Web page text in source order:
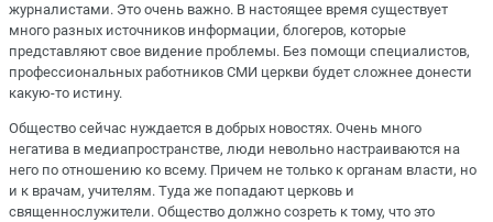
журналистами. Это очень важно. В настоящее время существует
много разных источников информации, блогеров, которые
представляют свое видение проблемы. Без помощи специалистов,
профессиональных работников СМИ церкви будет сложнее донести
какую-то истину.
Общество сейчас нуждается в добрых новостях. Очень много
негатива в медиапространстве, люди невольно настраиваются на
него по отношению ко всему. Причем не только к органам власти, но
и к врачам, учителям. Туда же попадают церковь и
священнослужители. Общество должно созреть к тому, что это